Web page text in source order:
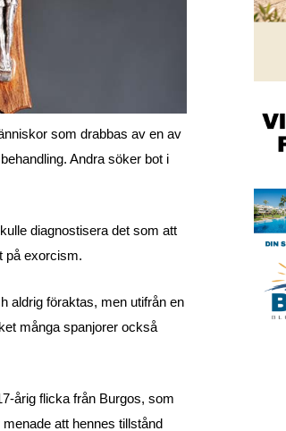
som drabbas av en av
Andra söker bot i
diagnostisera det som att
på exorcism.
aldrig föraktas, men utifrån en
många spanjorer också
årig flicka från Burgos, som
att hennes tillstånd